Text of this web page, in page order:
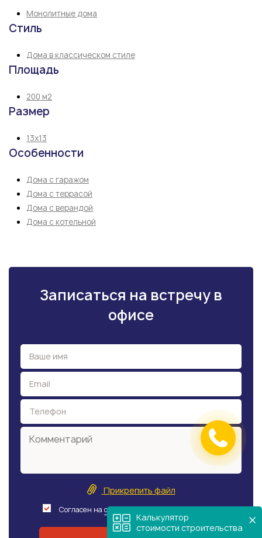
Калькулятор
стоимости строительства
Монолитные дома
Стиль
Дома в классическом стиле
Площадь
200 м2
Размер
13х13
Особенности
Дома с гаражом
Дома с террасой
Дома с верандой
Дома с котельной
Записаться на встречу в
офисе
Прикрепить файл
Согласен на обработку персональных данных